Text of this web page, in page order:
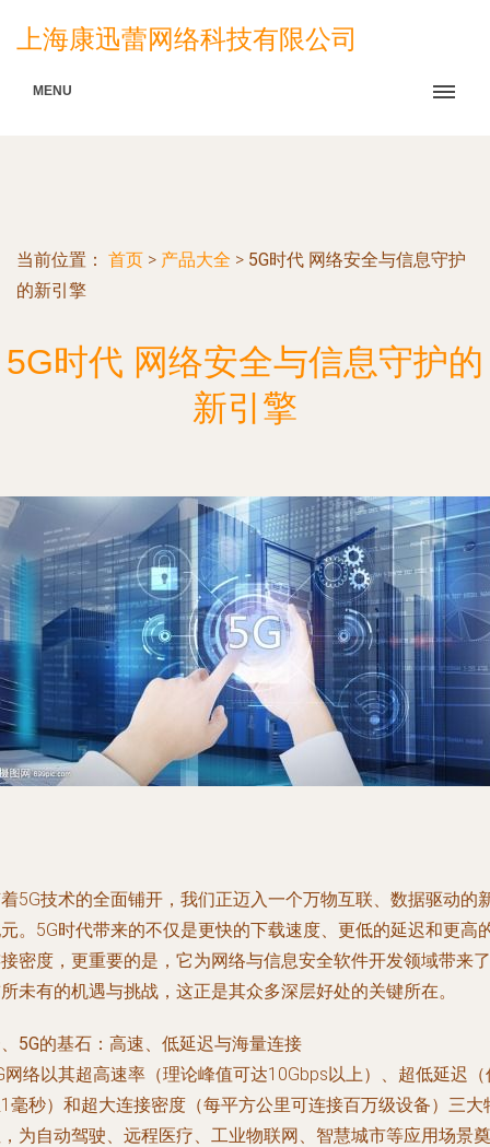
上海康迅蕾网络科技有限公司
MENU
当前位置： 首页 > 产品大全 > 5G时代 网络安全与信息守护
的新引擎
5G时代 网络安全与信息守护的
新引擎
5G技术的全面铺开，我们正迈入一个万物互联、数据驱动的
。5G时代带来的不仅是更快的下载速度、更低的延迟和更高
密度，更重要的是，它为网络与信息安全软件开发领域带来了
未有的机遇与挑战，这正是其众多深层好处的关键所在。
5G的基石：高速、低延迟与海量连接
网络以其超高速率（理论峰值可达10Gbps以上）、超低延迟（
毫秒）和超大连接密度（每平方公里可连接百万级设备）三大
为自动驾驶、远程医疗、工业物联网、智慧城市等应用场景奠